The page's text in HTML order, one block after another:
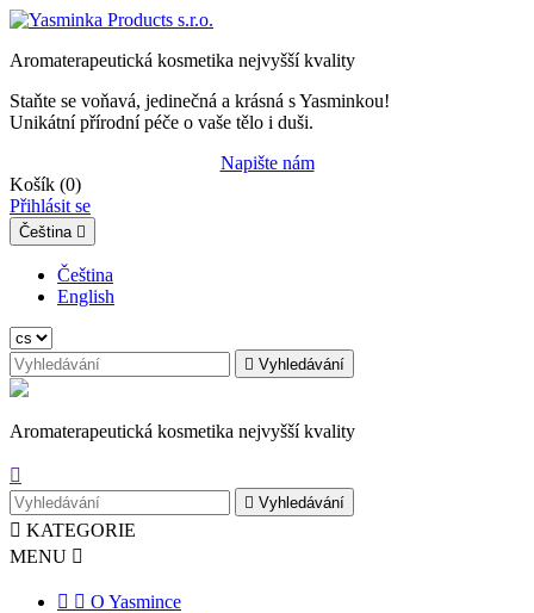
Aromaterapeutická kosmetika nejvyšší kvality
Staňte se voňavá, jedinečná a krásná s Yasminkou!
Unikátní přírodní péče o vaše tělo i duši.
Napište nám
Košík (0)
Přihlásit se
Čeština 
Čeština
English
 Vyhledávání
Aromaterapeutická kosmetika nejvyšší kvality

 Vyhledávání
 KATEGORIE
MENU 
  O Yasmince